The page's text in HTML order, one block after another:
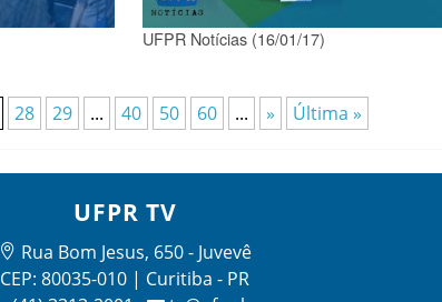
UFPR Notícias (16/01/17)
28 29 ... 40 50 60 ... » Última »
UFPR TV
Rua Bom Jesus, 650 - Juvevê
CEP: 80035-010 | Curitiba - PR